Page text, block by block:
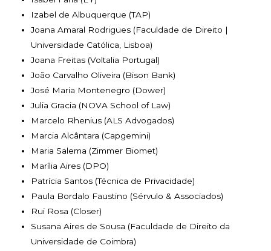
Izabel de Albuquerque (TAP)
Joana Amaral Rodrigues (Faculdade de Direito |
Universidade Católica, Lisboa)
Joana Freitas (Voltalia Portugal)
João Carvalho Oliveira (Bison Bank)
José Maria Montenegro (Dower)
Julia Gracia (NOVA School of Law)
Marcelo Rhenius (ALS Advogados)
Marcia Alcântara (Capgemini)
Maria Salema (Zimmer Biomet)
Marília Aires (DPO)
Patrícia Santos (Técnica de Privacidade)
Paula Bordalo Faustino (Sérvulo & Associados)
Rui Rosa (Closer)
Susana Aires de Sousa (Faculdade de Direito da
Universidade de Coimbra)